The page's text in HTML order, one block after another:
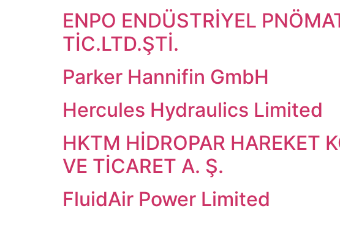
ENPO ENDÜSTRİYEL
TİC.LTD.ŞTİ.
Parker Hannifin GmbH
Hercules Hydraulics Limited
HKTM HİDROPAR HAREKET
VE TİCARET A. Ş.
FluidAir Power Limited